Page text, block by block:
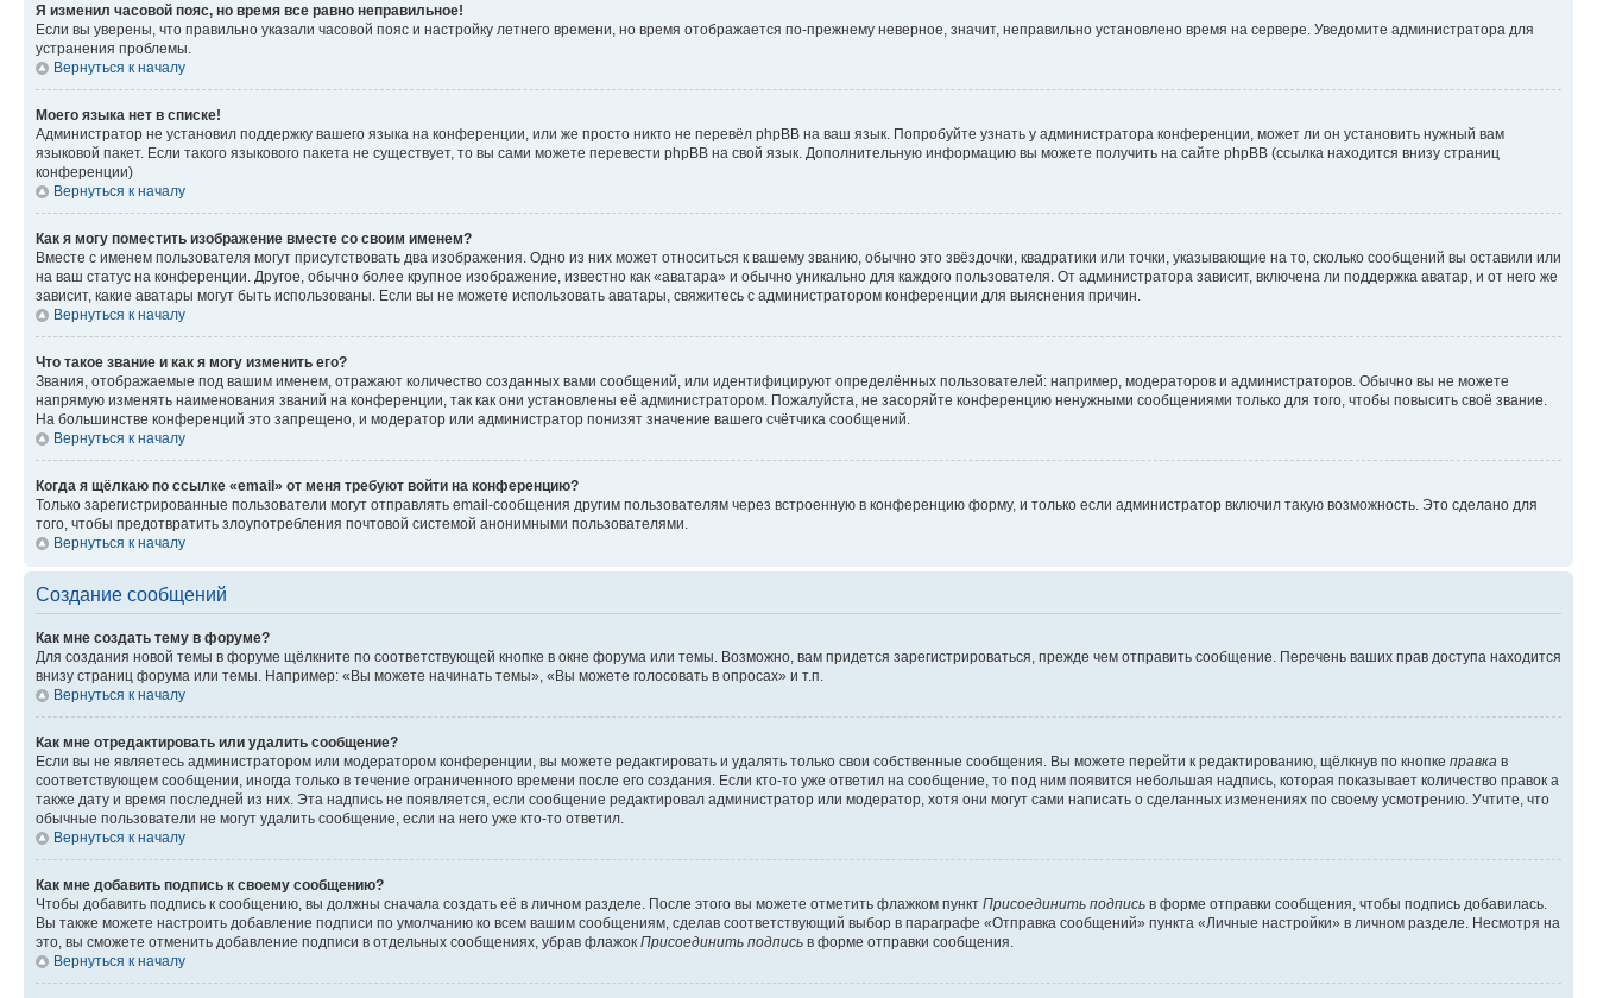
Я изменил часовой пояс, но время все равно неправильное!
Если вы уверены, что правильно указали часовой пояс и настройку летнего времени, но время отображается по-прежнему неверное, значит, неправильно установлено время на сервере. Уведомите администратора для
устранения проблемы.
Вернуться к началу
Моего языка нет в списке!
Администратор не установил поддержку вашего языка на конференции, или же просто никто не перевёл phpBB на ваш язык. Попробуйте узнать у администратора конференции, может ли он установить нужный вам
языковой пакет. Если такого языкового пакета не существует, то вы сами можете перевести phpBB на свой язык. Дополнительную информацию вы можете получить на сайте phpBB (ссылка находится внизу страниц
конференции)
Вернуться к началу
Как я могу поместить изображение вместе со своим именем?
Вместе с именем пользователя могут присутствовать два изображения. Одно из них может относиться к вашему званию, обычно это звёздочки, квадратики или точки, указывающие на то, сколько сообщений вы оставили или
на ваш статус на конференции. Другое, обычно более крупное изображение, известно как «аватара» и обычно уникально для каждого пользователя. От администратора зависит, включена ли поддержка аватар, и от него же
зависит, какие аватары могут быть использованы. Если вы не можете использовать аватары, свяжитесь с администратором конференции для выяснения причин.
Вернуться к началу
Что такое звание и как я могу изменить его?
Звания, отображаемые под вашим именем, отражают количество созданных вами сообщений, или идентифицируют определённых пользователей: например, модераторов и администраторов. Обычно вы не можете
напрямую изменять наименования званий на конференции, так как они установлены её администратором. Пожалуйста, не засоряйте конференцию ненужными сообщениями только для того, чтобы повысить своё звание.
На большинстве конференций это запрещено, и модератор или администратор понизят значение вашего счётчика сообщений.
Вернуться к началу
Когда я щёлкаю по ссылке «email» от меня требуют войти на конференцию?
Только зарегистрированные пользователи могут отправлять email-сообщения другим пользователям через встроенную в конференцию форму, и только если администратор включил такую возможность. Это сделано для
того, чтобы предотвратить злоупотребления почтовой системой анонимными пользователями.
Вернуться к началу
Создание сообщений
Как мне создать тему в форуме?
Для создания новой темы в форуме щёлкните по соответствующей кнопке в окне форума или темы. Возможно, вам придется зарегистрироваться, прежде чем отправить сообщение. Перечень ваших прав доступа находится
внизу страниц форума или темы. Например: «Вы можете начинать темы», «Вы можете голосовать в опросах» и т.п.
Вернуться к началу
Как мне отредактировать или удалить сообщение?
Если вы не являетесь администратором или модератором конференции, вы можете редактировать и удалять только свои собственные сообщения. Вы можете перейти к редактированию, щёлкнув по кнопке правка в
соответствующем сообщении, иногда только в течение ограниченного времени после его создания. Если кто-то уже ответил на сообщение, то под ним появится небольшая надпись, которая показывает количество правок а
также дату и время последней из них. Эта надпись не появляется, если сообщение редактировал администратор или модератор, хотя они могут сами написать о сделанных изменениях по своему усмотрению. Учтите, что
обычные пользователи не могут удалить сообщение, если на него уже кто-то ответил.
Вернуться к началу
Как мне добавить подпись к своему сообщению?
Чтобы добавить подпись к сообщению, вы должны сначала создать её в личном разделе. После этого вы можете отметить флажком пункт Присоединить подпись в форме отправки сообщения, чтобы подпись добавилась.
Вы также можете настроить добавление подписи по умолчанию ко всем вашим сообщениям, сделав соответствующий выбор в параграфе «Отправка сообщений» пункта «Личные настройки» в личном разделе. Несмотря на
это, вы сможете отменить добавление подписи в отдельных сообщениях, убрав флажок Присоединить подпись в форме отправки сообщения.
Вернуться к началу